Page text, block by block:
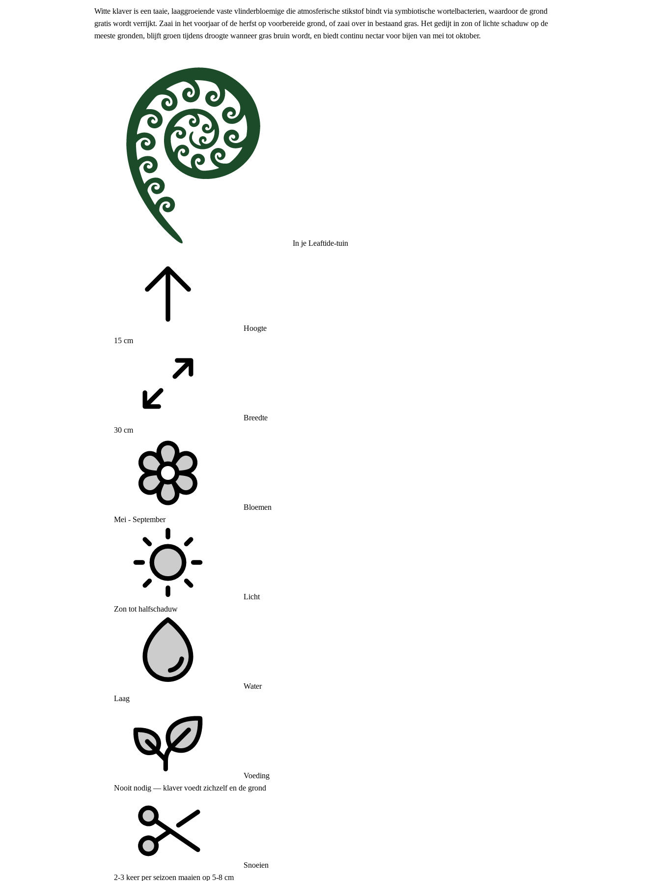
Witte klaver is een taaie, laaggroeiende vaste vlinderbloemige die atmosferische stikstof bindt via symbiotische wortelbacterien, waardoor de grond
gratis wordt verrijkt. Zaai in het voorjaar of de herfst op voorbereide grond, of zaai over in bestaand gras. Het gedijt in zon of lichte schaduw op de
meeste gronden, blijft groen tijdens droogte wanneer gras bruin wordt, en biedt continu nectar voor bijen van mei tot oktober.
In je Leaftide-tuin
Hoogte
15 cm
Breedte
30 cm
Bloemen
Mei - September
Licht
Zon tot halfschaduw
Water
Laag
Voeding
Nooit nodig — klaver voedt zichzelf en de grond
Snoeien
2-3 keer per seizoen maaien op 5-8 cm